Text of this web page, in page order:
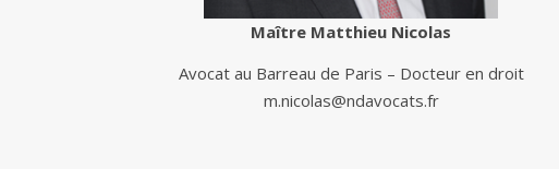
Maître Matthieu Nicolas
Avocat au Barreau de Paris – Docteur en droit
m.nicolas@ndavocats.fr